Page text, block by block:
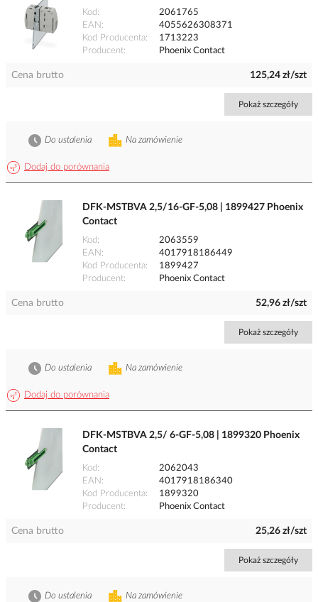
Kod
2061765
EAN
4055626308371
Kod Producenta
1713223
Producent
Phoenix Contact
Cena brutto 125,24 zł/szt
Pokaż szczegóły
Dodaj do porównania
Na zamówienie
Do ustalenia
DFK-MSTBVA 2,5/16-GF-5,08 | 1899427 Phoenix
Contact
Kod
2063559
EAN
4017918186449
Kod Producenta
1899427
Producent
Phoenix Contact
Cena brutto 52,96 zł/szt
Pokaż szczegóły
Dodaj do porównania
Na zamówienie
Do ustalenia
DFK-MSTBVA 2,5/ 6-GF-5,08 | 1899320 Phoenix
Contact
Kod
2062043
EAN
4017918186340
Kod Producenta
1899320
Producent
Phoenix Contact
Cena brutto 25,26 zł/szt
Pokaż szczegóły
Na zamówienie
Do ustalenia